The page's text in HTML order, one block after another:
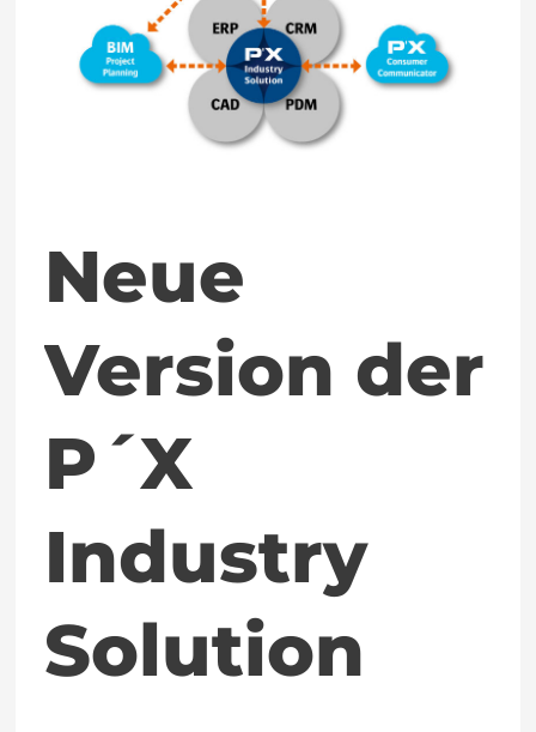
Neue
Version der
P´X
Industry
Solution
´X